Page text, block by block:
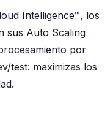
Intelligence™, los
sus Auto Scaling
por
test: maximizas los